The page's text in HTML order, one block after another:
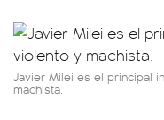
Javier Milei es el principal
machista.